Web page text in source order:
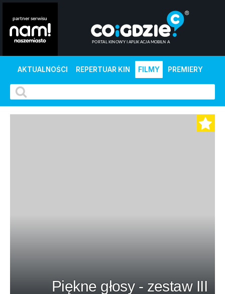
AKTUALNOŚCI REPERTUAR KIN FILMY PREMIERY
Piękne głosy - zestaw III